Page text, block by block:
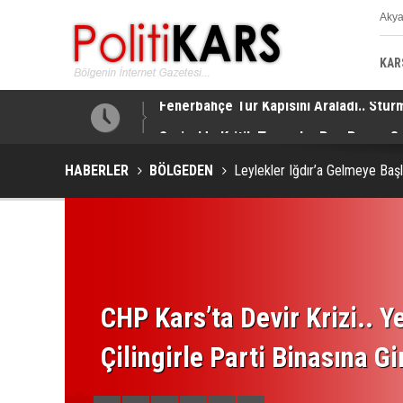
Suriye’de Kritik Temaslar Peş Peşe..
HABERLER BÖLGEDEN Leylekler Iğdır’a Gelmeye
CHP Kars’ta Devir Krizi..
Çilingirle Parti Binasına